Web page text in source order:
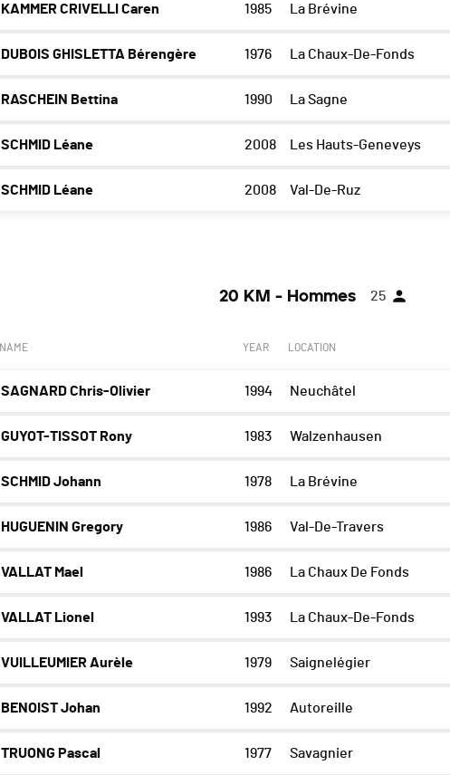
KAMMER CRIVELLI Caren 1985 La Brévine
DUBOIS GHISLETTA Bérengère 1976 La Chaux-De-Fonds
RASCHEIN Bettina 1990 La Sagne
SCHMID Léane 2008 Les Hauts-Geneveys
SCHMID Léane 2008 Val-De-Ruz
20 KM - Hommes 25
NAME YEAR LOCATION
SAGNARD Chris-Olivier 1994 Neuchâtel
GUYOT-TISSOT Rony 1983 Walzenhausen
SCHMID Johann 1978 La Brévine
HUGUENIN Gregory 1986 Val-De-Travers
VALLAT Mael 1986 La Chaux De Fonds
VALLAT Lionel 1993 La Chaux-De-Fonds
VUILLEUMIER Aurèle 1979 Saignelégier
BENOIST Johan 1992 Autoreille
TRUONG Pascal 1977 Savagnier